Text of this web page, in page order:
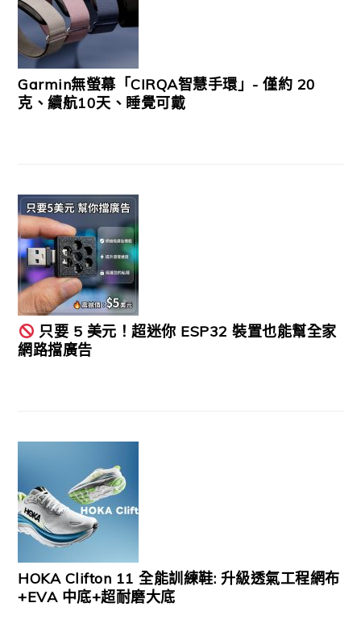
Garmin無螢幕「CIRQA智慧手環」- 僅約 20
克、續航10天、睡覺可戴
只要 5 美元！超迷你 ESP32 裝置也能幫全家
網路擋廣告
HOKA Clifton 11 全能訓練鞋: 升級透氣工程網布
+EVA 中底+超耐磨大底